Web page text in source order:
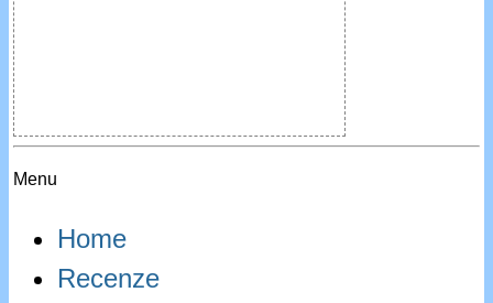
Menu
Home
Recenze